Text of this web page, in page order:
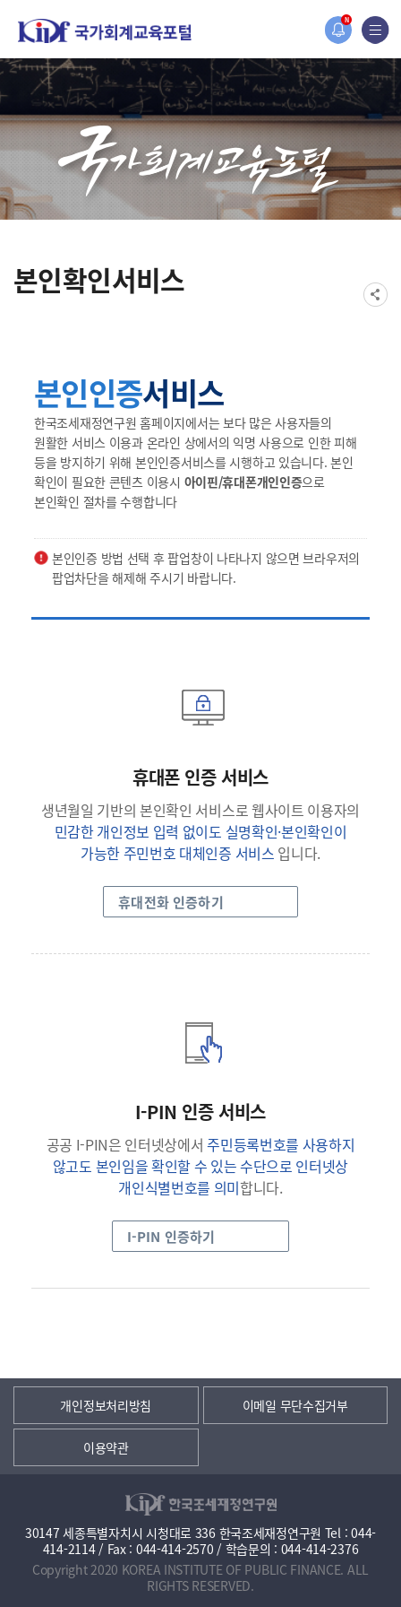
N
홈페이지가 새롭게 개편되었습니다.
한국조세재정연구원홈페이지가 새롭게 개설되었습니다.
본인확인서비스
본인인증서비스
한국조세재정연구원 홈페이지에서는 보다 많은 사용자들의
원활한 서비스 이용과 온라인 상에서의 익명 사용으로 인한 피해
등을 방지하기 위해 본인인증서비스를 시행하고 있습니다. 본인
확인이 필요한 콘텐츠 이용시 아이핀/휴대폰개인인증으로
본인확인 절차를 수행합니다
본인인증 방법 선택 후 팝업창이 나타나지 않으면 브라우저의
팝업차단을 해제해 주시기 바랍니다.
휴대폰 인증 서비스
생년월일 기반의 본인확인 서비스로 웹사이트 이용자의
민감한 개인정보 입력 없이도 실명확인·본인확인이
가능한 주민번호 대체인증 서비스 입니다.
휴대전화 인증하기
I-PIN 인증 서비스
공공 I-PIN은 인터넷상에서주민등록번호를 사용하지
않고도 본인임을 확인할 수 있는 수단으로 인터넷상
개인식별번호를 의미합니다.
I-PIN 인증하기
개인정보처리방침 이메일 무단수집거부
이용약관
30147 세종특별자치시 시청대로 336 한국조세재정연구원 Tel : 044-
414-2114 / Fax : 044-414-2570 / 학습문의 : 044-414-2376
Copyright 2020 KOREA INSTITUTE OF PUBLIC FINANCE. ALL
RIGHTS RESERVED.